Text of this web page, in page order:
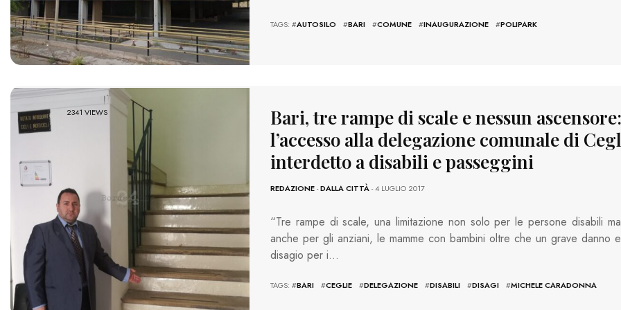
TAGS: #AUTOSILO #BARI #COMUNE #INAUGURAZIONE #POLIPARK
2341 VIEWS
Bari, tre rampe di scale e nessun ascensore:
l’accesso alla delegazione comunale di
interdetto a disabili e passeggini
REDAZIONE-DALLA CITTÀ- 4 LUGLIO 2017
“Tre rampe di scale, una limitazione non solo per le persone disabili ma
anche per gli anziani, le mamme con bambini oltre che un grave danno e
disagio per i…
TAGS: #BARI #CEGLIE #DELEGAZIONE #DISABILI #DISAGI #MICHELE CARADONNA